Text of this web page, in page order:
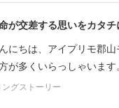
が交差する思いをカタチ
にちは、アイプリモ郡
が多くいらっしゃいま
ングストーリー